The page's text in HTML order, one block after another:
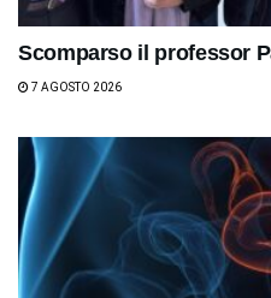
Scomparso il professor
7 AGOSTO 2026